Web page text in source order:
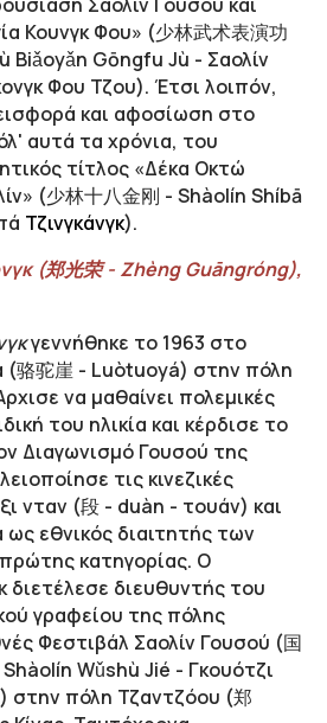
Κουνγκ Φου» (少林武术表演功
Biǎoyǎn Gōngfu Jù - Σαολίν
Φου Τζου). Έτσι λοιπόν,
και αφοσίωση στο
αυτά τα χρόνια, του
τίτλος «Δέκα Οκτώ
(少林十八金刚 - Shàolín Shíbā
Τζινγκάνγκ).
(郑光荣- Zhèng Guāngróng),
γεννήθηκε το 1963 στο
(骆驼崖 - Luòtuoyá) στην πόλη
να μαθαίνει πολεμικές
του ηλικία και κέρδισε το
Διαγωνισμό Γουσού της
τις κινεζικές
νταν (段 - duàn - τουάν) και
εθνικός διαιτητής των
κατηγορίας. Ο
διετέλεσε διευθυντής του
γραφείου της πόλης
Φεστιβάλ Σαολίν Γουσού (国
Shàolín Wǔshù Jié - Γκουότζι
) στην πόλη Τζαντζόου (郑